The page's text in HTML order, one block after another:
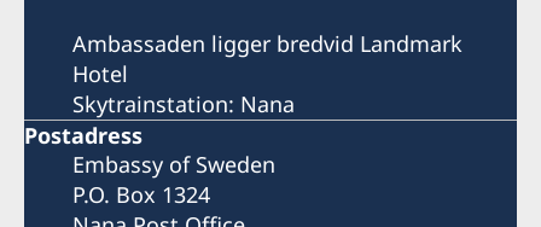
Ambassaden ligger bredvid Landmark
Hotel
Skytrainstation: Nana
Postadress
Embassy of Sweden
P.O. Box 1324